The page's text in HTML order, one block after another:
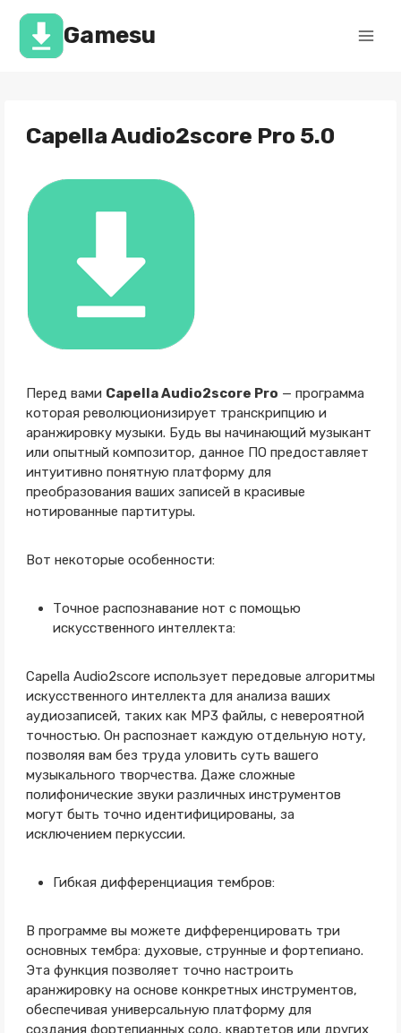
Перейти
содержимомуGamesu
Capella Audio2score Pro 5.0
Перед вами Capella Audio2score Pro — программа
которая революционизирует транскрипцию и
аранжировку музыки. Будь вы начинающий музыкант
или опытный композитор, данное ПО предоставляет
интуитивно понятную платформу для
преобразования ваших записей в красивые
нотированные партитуры.
Вот некоторые особенности:
Точное распознавание нот с помощью
искусственного интеллекта:
Capella Audio2score использует передовые алгоритмы
искусственного интеллекта для анализа ваших
аудиозаписей, таких как MP3 файлы, с невероятной
точностью. Он распознает каждую отдельную ноту,
позволяя вам без труда уловить суть вашего
музыкального творчества. Даже сложные
полифонические звуки различных инструментов
могут быть точно идентифицированы, за
исключением перкуссии.
Гибкая дифференциация тембров:
В программе вы можете дифференцировать три
основных тембра: духовые, струнные и фортепиано.
Эта функция позволяет точно настроить
аранжировку на основе конкретных инструментов,
обеспечивая универсальную платформу для
создания фортепианных соло, квартетов или других